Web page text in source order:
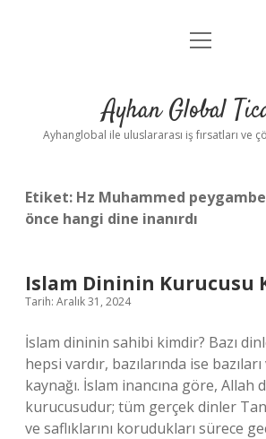
Anasayfa
Yasal Uyarı
menüyü
Ayhan Global
Ayhanglobal ile uluslararası iş fırsatları ve
Etiket: Hz Muhammed
önce hangi dine inanırdı
Islam Dininin Kurucusu
Tarih: Aralık 31, 2024
İslam dininin sahibi kimdir? Bazı
hepsi vardır, bazılarında ise
kaynağı. İslam inancına göre, Allah
kurucusudur; tüm gerçek dinler
ve saflıklarını korudukları sürece